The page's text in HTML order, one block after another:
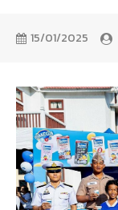
15/01/2025